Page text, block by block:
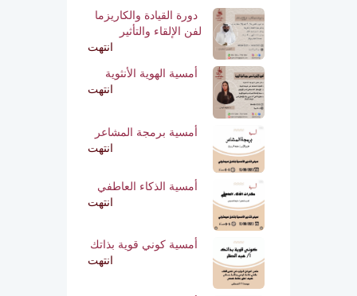
دورة القيادة والكاريزما
لفن الإلقاء والتأثير
انتهت
أمسية الهوية الأنثوية
انتهت
أمسية برمجة المشاعر
انتهت
أمسية الذكاء العاطفي
انتهت
أمسية كوني قوية بذاتك
انتهت